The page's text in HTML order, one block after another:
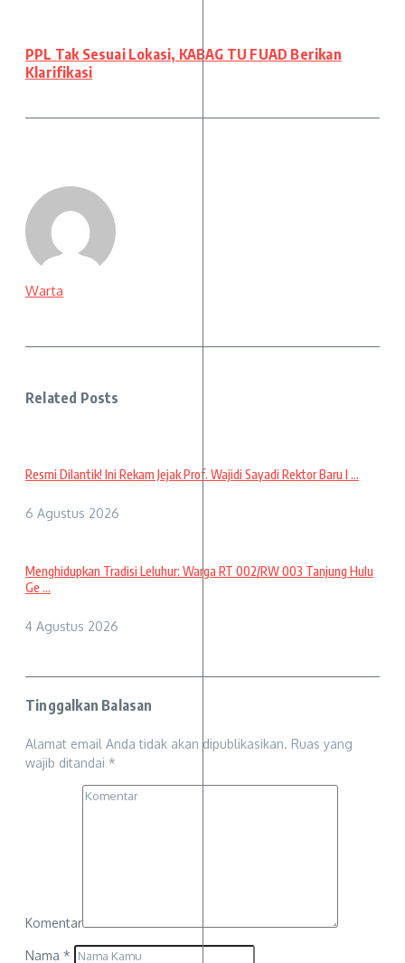
PPL Tak Sesuai Lokasi, KABAG TU FUAD Berikan
Klarifikasi
Warta
Related Posts
Resmi Dilantik! Ini Rekam Jejak Prof. Wajidi Sayadi Rektor Baru I ...
6 Agustus 2026
Menghidupkan Tradisi Leluhur: Warga RT 002/RW 003 Tanjung Hulu
Ge ...
4 Agustus 2026
Tinggalkan Balasan
Alamat email Anda tidak akan dipublikasikan. Ruas yang
wajib ditandai *
Komentar
Nama *